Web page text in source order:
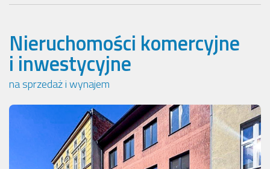
Nieruchomości komercyjne
i inwestycyjne
na sprzedaż i wynajem